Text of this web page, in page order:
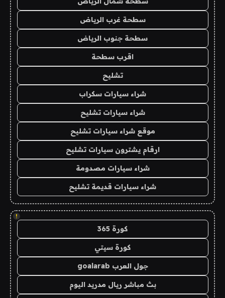
سطحة غرب الرياض
سطحة جنوب الرياض
اقرب سطحة
تشليح
شراء سيارات سكراب
شراء سيارات تشليح
موقع شراء سيارات تشليح
ارقام يشترون سيارات تشليح
شراء سيارات مصدومة
شراء سيارات قديمة تشليح
!
كورة 365
كورة سيتي
جول العرب goalarab
بث مباشر ريال مدريد اليوم